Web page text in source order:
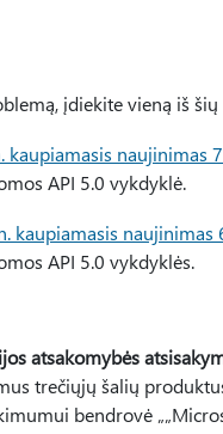
įdiekite vieną iš
kaupiamasis naujinimas
API 5.0 vykdyklė.
kaupiamasis naujinimas
API 5.0 vykdyklės.
atsakomybės
trečiųjų šalių
bendrovė